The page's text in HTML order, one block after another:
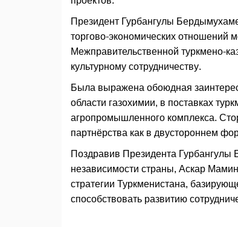
Президент Гурбангулы
торгово-экономических отношений
Межправительственной туркмено-
культурному сотрудничеству.
Была выражена обоюдная
области газохимии, в поставках
агропромышленного комплекса.
партнёрства как в двустороннем
Поздравив Президента
независимости страны, Аскар
стратегии Туркменистана,
способствовать развитию